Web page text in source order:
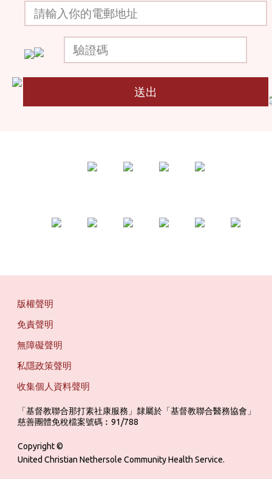
送出
版權聲明
免責聲明
無障礙聲明
私隱政策聲明
收集個人資料聲明
「基督教聯合那打素社康服務」隸屬於「基督教聯合醫務協會」
慈善團體免稅檔案號碼︰91/788
Copyright ©
United Christian Nethersole Community Health Service.